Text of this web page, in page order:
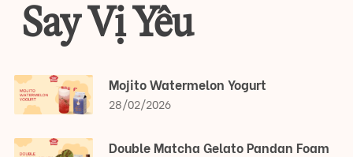
Say Vị Yêu
Mojito Watermelon Yogurt
28/02/2026
Double Matcha Gelato Pandan Foam